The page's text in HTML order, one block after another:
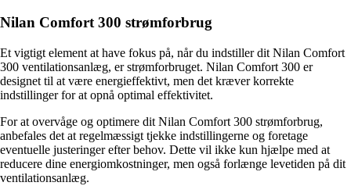
Nilan Comfort 300 strømforbrug
Et vigtigt element at have fokus på, når du indstiller dit Nilan Comfort
300 ventilationsanlæg, er strømforbruget. Nilan Comfort 300 er
designet til at være energieffektivt, men det kræver korrekte
indstillinger for at opnå optimal effektivitet.
For at overvåge og optimere dit Nilan Comfort 300 strømforbrug,
anbefales det at regelmæssigt tjekke indstillingerne og foretage
eventuelle justeringer efter behov. Dette vil ikke kun hjælpe med at
reducere dine energiomkostninger, men også forlænge levetiden på dit
ventilationsanlæg.